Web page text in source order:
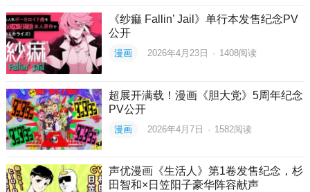
《纱痲 Fallin’ Jail》单行本发售纪念PV
公开
漫画 2026年4月23日 · 1408阅读
超展开满载！漫画《胆大党》5周年纪念
PV公开
漫画 2026年4月7日 · 1582阅读
声优漫画《生活人》第1卷发售纪念，杉
田智和×日笠阳子豪华阵容献声